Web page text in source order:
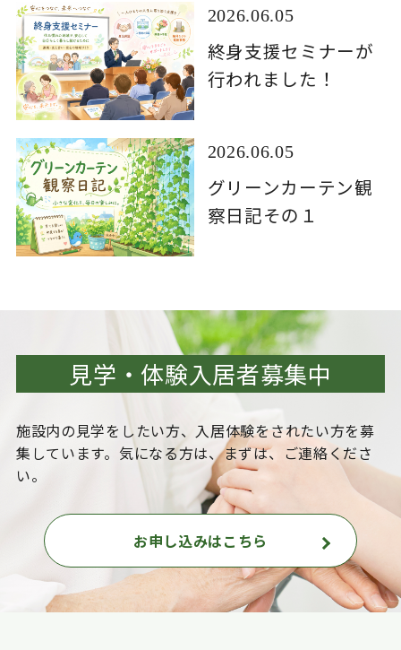
2026.06.05
終身支援セミナーが
行われました！
2026.06.05
グリーンカーテン観
察日記その１
見学・体験入居者募集中
施設内の見学をしたい方、入居体験をされたい方を募
集しています。気になる方は、まずは、ご連絡くださ
い。
お申し込みはこちら